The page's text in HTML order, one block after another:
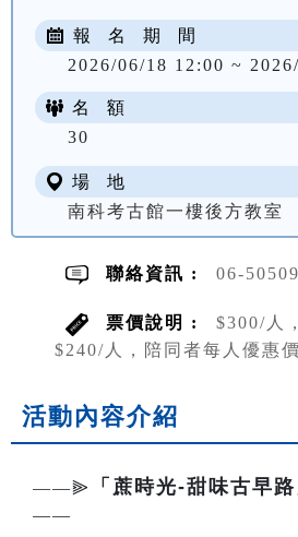
報 名 期 間
2026/06/18 12:00 ~
名 額
30
場 地
南科考古館一樓後方教室
聯絡資訊 : 06-
票價說明 :
$300/人
$240/人，陪同者每人優惠
活動內容介紹
——⫸ 「蔗時光-甜味古早
——